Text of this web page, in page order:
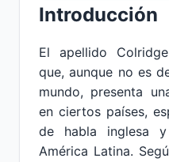
Introducción
El apellido
que, aunque no es
mundo, presenta
en ciertos países,
de habla inglesa
América Latina.